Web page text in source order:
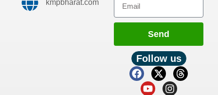
kmpbharat.com
Send
Follow us